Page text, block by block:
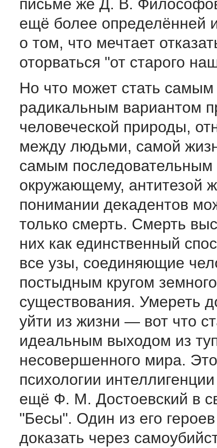
письме же Д. В.
ещё более определённей
о том, что мечтает
оторваться "от старого
Но что может стать самым
радикальным вариантом
человеческой природы,
между людьми, самой
самым
окружающему, антитезой
понимании декадентов
только смерть. Смерть
них как единственный
все узы, соединяющие
постыдным кругом земного
существования. Умереть
уйти из жизни — вот что
идеальным выходом из
несовершенного мира.
психологии
ещё Ф. М. Достоевский в
"Бесы". Один из его
доказать через